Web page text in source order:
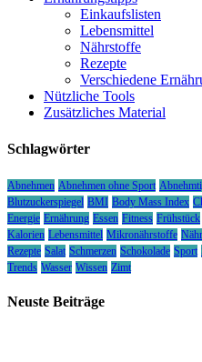
Einkaufslisten
Lebensmittel
Nährstoffe
Rezepte
Verschiedene
Nützliche Tools
Zusätzliches Material
Schlagwörter
Abnehmen Abnehmen ohne Sport
Blutzuckerspiegel BMI Body Mass Index
Energie Ernährung Essen Fitness Frühstück
Kalorien Lebensmittel Mikronährstoffe
Rezepte Salat Schmerzen Schokolade Sport
Trends Wasser Wissen Zimt
Neuste Beiträge